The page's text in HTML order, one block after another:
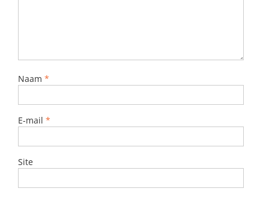
Naam *
E-mail *
Site